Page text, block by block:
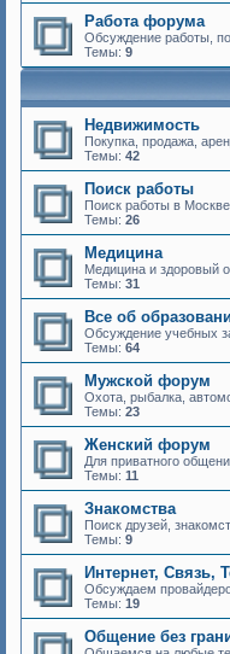
Работа форума
Обсуждение работы,
Темы: 9
Недвижимость
Покупка, продажа,
Темы: 42
Поиск работы
Поиск работы в Москве
Темы: 26
Медицина
Медицина и здоровый
Темы: 31
Все об
Обсуждение учебных
Темы: 64
Мужской форум
Охота, рыбалка,
Темы: 23
Женский форум
Для приватного
Темы: 11
Знакомства
Поиск друзей,
Темы: 9
Интернет, Связь,
Обсуждаем
Темы: 19
Общение без